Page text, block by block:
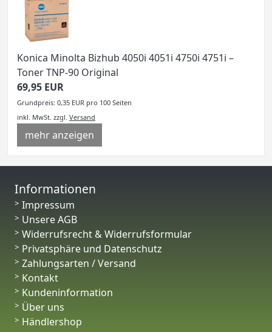
Konica Minolta Bizhub 4050i 4051i 4750i 4751i –
Toner TNP-90 Original
69,95 EUR
Grundpreis: 0,35 EUR pro 100 Seiten
inkl. MwSt. zzgl. Versand
mehr anzeigen
Informationen
Impressum
Unsere AGB
Widerrufsrecht & Widerrufsformular
Privatsphäre und Datenschutz
Zahlungsarten / Versand
Kontakt
Kundeninformation
Über uns
Händlershop